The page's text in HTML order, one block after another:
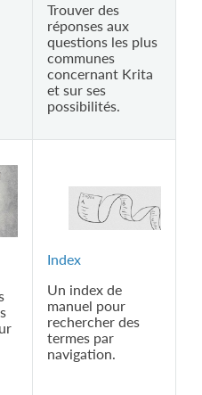
Trouver des
réponses aux
questions les plus
communes
concernant Krita
et sur ses
possibilités.
Index
Un index de
manuel pour
rechercher des
termes par
navigation.